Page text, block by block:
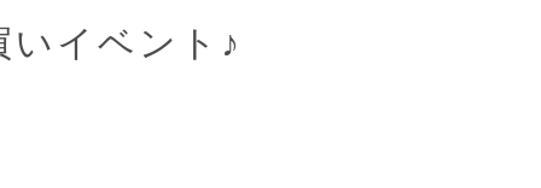
イベント♪